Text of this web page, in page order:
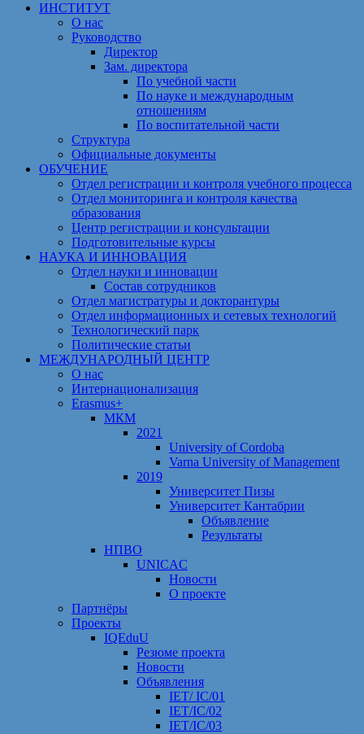
ИНСТИТУТ
О нас
Руководство
Директор
Зам. директора
По учебной части
По науке и международным
отношениям
По воспитательной части
Структура
Официальные документы
ОБУЧЕНИЕ
Отдел регистрации и контроля учебного процесса
Отдел мониторинга и контроля качества
образования
Центр регистрации и консультации
Подготовительные курсы
НАУКА И ИННОВАЦИЯ
Отдел науки и инновации
Состав сотрудников
Отдел магистратуры и докторантуры
Отдел информационных и сетевых технологий
Технологический парк
Политические статьи
МЕЖДУНАРОДНЫЙ ЦЕНТР
О нас
Интернационализация
Erasmus+
МКМ
2021
University of Cordoba
Varna University of Management
2019
Университет Пизы
Университет Кантабрии
Объявление
Результаты
НПВО
UNICAC
Новости
О проекте
Партнёры
Проекты
IQEduU
Резюме проекта
Новости
Объявления
IET/ IC/01
IET/IC/02
IET/IC/03